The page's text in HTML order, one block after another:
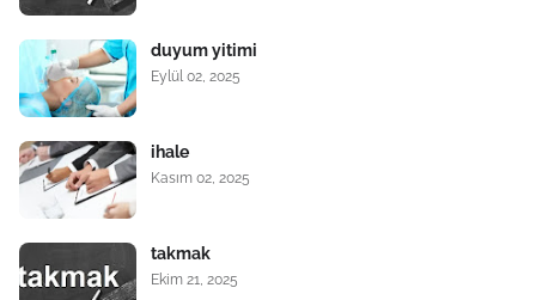
duyum yitimi
Eylül 02, 2025
ihale
Kasım 02, 2025
takmak
Ekim 21, 2025